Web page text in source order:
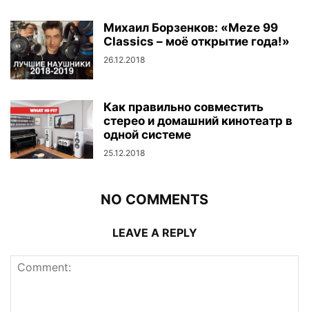
Михаил Борзенков: «Meze 99
Classics – моё открытие года!»
26.12.2018
Как правильно совместить
стерео и домашний кинотеатр в
одной системе
25.12.2018
NO COMMENTS
LEAVE A REPLY